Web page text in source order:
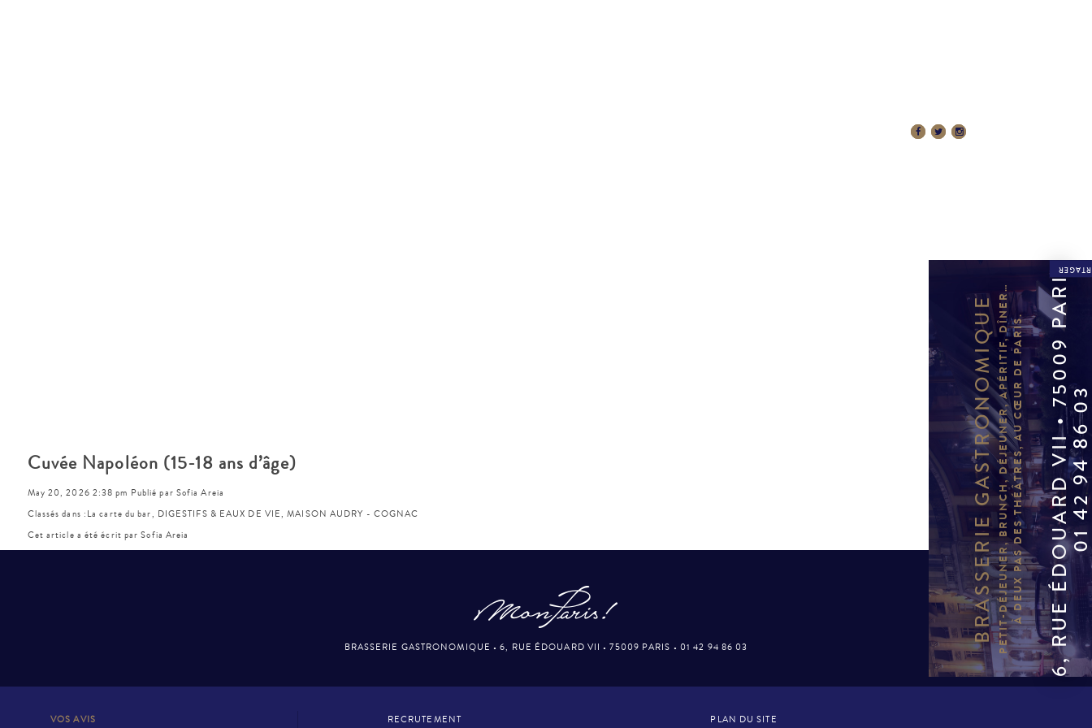
BRASSERIE GASTRONOMIQUEPETIT-DÉJEUNER, BRUNCH, DÉJEUNER, APÉRITIF, DÎNER…À DEUX PAS DES THÉÂTRES, AU CŒUR DE PARIS.6, RUE ÉDOUARD VII • 75009 PARIS
01 42
Cuvée Napoléon (15-18 ans d’âge)
May 20, 2026 2:38 pm Publié par Sofia Areia
Classés dans : La carte du bar, DIGESTIFS & EAUX DE VIE,MAISON AUDRY - COGNAC
Cet article a été écrit par Sofia Areia
BRASSERIE GASTRONOMIQUE • 6, RUE ÉDOUARD VII • 75009 PARIS • 01 42 94 86 03
VOS AVIS RECRUTEMENT PLAN DU SITE